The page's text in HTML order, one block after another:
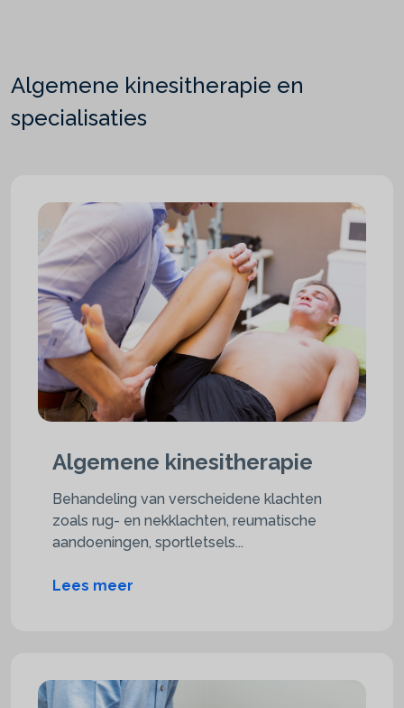
Algemene kinesitherapie en
specialisaties
Algemene kinesitherapie
Behandeling van verscheidene klachten
zoals rug- en nekklachten, reumatische
aandoeningen, sportletsels...
Lees meer